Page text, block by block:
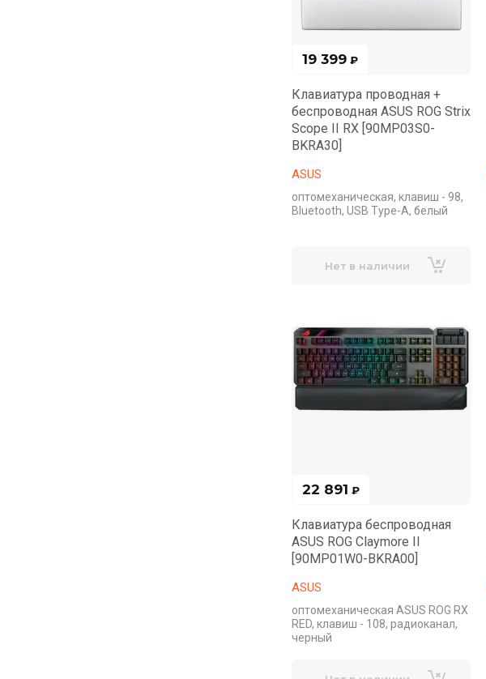
19 399 ₽
Клавиатура проводная +
беспроводная ASUS ROG Strix
Scope II RX [90MP03S0-
BKRA30]
ASUS
оптомеханическая, клавиш - 98,
Bluetooth, USB Type-A, белый
Нет в наличии
22 891 ₽
Клавиатура беспроводная
ASUS ROG Claymore II
[90MP01W0-BKRA00]
ASUS
оптомеханическая ASUS ROG RX
RED, клавиш - 108, радиоканал,
черный